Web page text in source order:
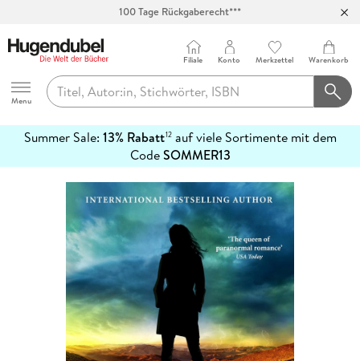
100 Tage Rückgaberecht***
Hugendubel
Menu
Filiale Konto Merkzettel Warenkorb
Summer Sale: 13% Rabatt12auf viele Sortimente mit dem
CodeSOMMER13
erfahren